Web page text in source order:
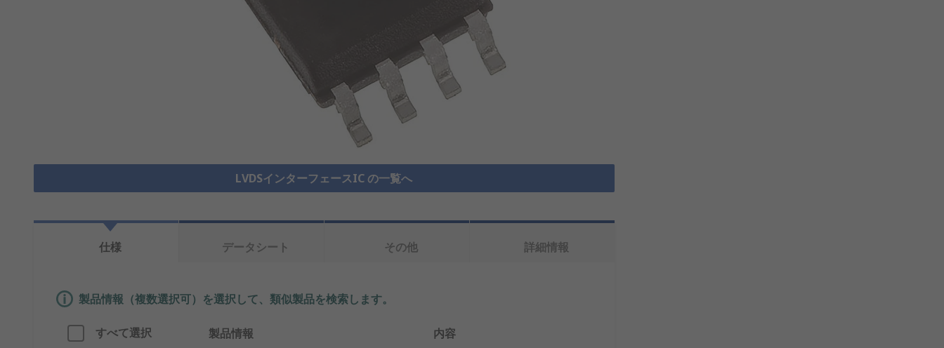
LVDSインターフェースIC の一覧へ
仕様 データシート その他 詳細情報
製品情報（複数選択可）を選択して、類似製品を検索します。
すべて選択 製品情報 内容